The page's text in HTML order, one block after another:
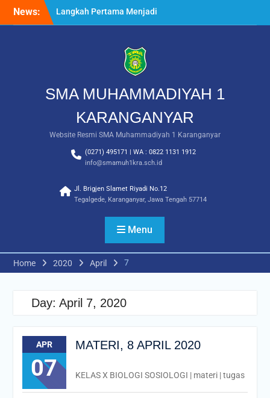
News:
Langkah Pertama Menjadi
Generasi Berkarakter,
Muhammadiyah 1
Karanganyar Dimulai
Kebangsaan
Saat Fajar Menyapa
Angkatan Baru, SMA
Muhammadiyah 1
Karanganyar Gelar
Awalussanah Penuh Makna
Rekapitulasi Realisasi
2026
SMA MUHAMMADIYAH 1
KARANGANYAR
Website Resmi SMA Muhammadiyah 1 Karanganyar
(0271) 495171 | WA : 0822 1131 1912
info@smamuh1kra.sch.id
Jl. Brigjen Slamet Riyadi No.12
Tegalgede, Karanganyar, Jawa Tengah 57714
Menu
Home 2020 April 7
Day: April 7, 2020
APR
07
MATERI, 8 APRIL 2020
KELAS X BIOLOGI SOSIOLOGI | materi | tugas